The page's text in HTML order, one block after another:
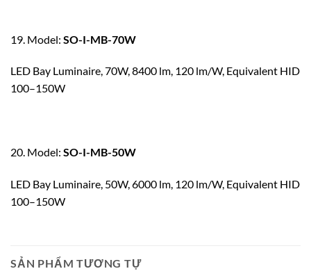
19. Model: SO-I-MB-70W
LED Bay Luminaire, 70W, 8400 lm, 120 lm/W, Equivalent HID
100–150W
20. Model: SO-I-MB-50W
LED Bay Luminaire, 50W, 6000 lm, 120 lm/W, Equivalent HID
100–150W
SẢN PHẨM TƯƠNG TỰ